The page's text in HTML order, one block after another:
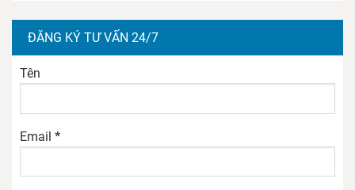
ĐĂNG KÝ TƯ VẤN 24/7
Tên
Email *